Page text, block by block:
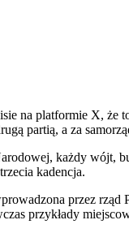
na platformie X,
partią, a za
każdy wójt,
kadencja.
przez
przykłady